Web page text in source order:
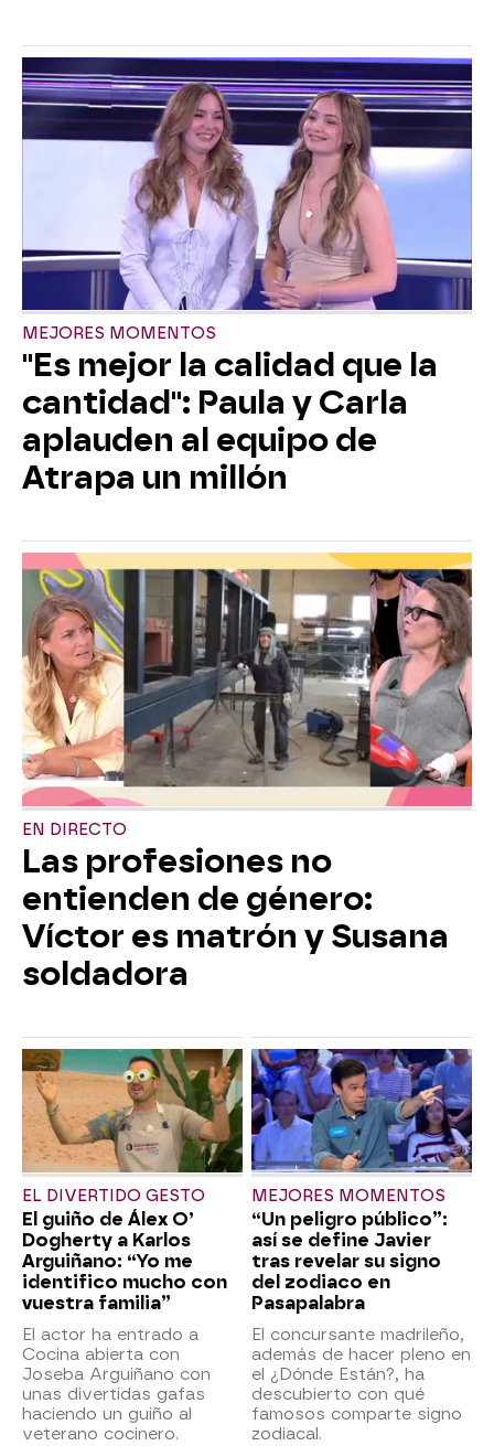
MEJORES MOMENTOS
"Es mejor la calidad que la
cantidad": Paula y Carla
aplauden al equipo de
Atrapa un millón
EN DIRECTO
Las profesiones no
entienden de género:
Víctor es matrón y Susana
soldadora
EL DIVERTIDO GESTO
El guiño de Álex O’
Dogherty a Karlos
Arguiñano: “Yo me
identifico mucho con
vuestra familia”
El actor ha entrado a
Cocina abierta con
Joseba Arguiñano con
unas divertidas gafas
haciendo un guiño al
veterano cocinero.
MEJORES MOMENTOS
“Un peligro público”:
así se define Javier
tras revelar su signo
del zodiaco en
Pasapalabra
El concursante madrileño,
además de hacer pleno en
el ¿Dónde Están?, ha
descubierto con qué
famosos comparte signo
zodiacal.